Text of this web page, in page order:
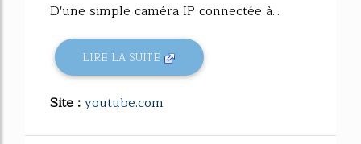
D'une simple caméra IP connectée à...
LIRE LA SUITE
Site :youtube.com